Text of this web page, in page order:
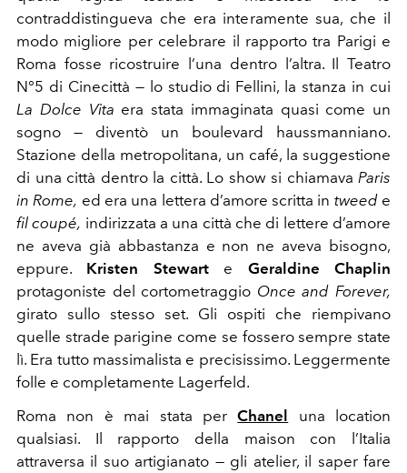
contraddistingueva che era interamente sua, che il
modo migliore per celebrare il rapporto tra Parigi e
Roma fosse ricostruire l’una dentro l’altra. Il Teatro
N°5 di Cinecittà — lo studio di Fellini, la stanza in cui
La Dolce Vita era stata immaginata quasi come un
sogno — diventò un boulevard haussmanniano.
Stazione della metropolitana, un café, la suggestione
di una città dentro la città. Lo show si chiamava Paris
in Rome, ed era una lettera d’amore scritta in tweede
fil coupé, indirizzata a una città che di lettere d’amore
ne aveva già abbastanza e non ne aveva bisogno,
eppure. Kristen Stewarte Geraldine Chaplin
protagoniste del cortometraggio Once and Forever,
girato sullo stesso set. Gli ospiti che riempivano
quelle strade parigine come se fossero sempre state
lì. Era tutto massimalista e precisissimo. Leggermente
folle e completamente Lagerfeld.
Roma non è mai stata perChanel una location
qualsiasi. Il rapporto della maison con l’Italia
attraversa il suo artigianato — gli atelier, il saper fare